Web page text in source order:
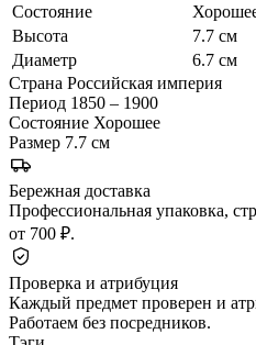
Состояние
Высота
7.7 см
Диаметр
6.7 см
Страна Российская империя
Период 1850 – 1900
Состояние Хорошее
Размер 7.7 см
Бережная доставка
Профессиональная упаковка,
от 700 ₽.
Проверка и атрибуция
Каждый предмет проверен и
Работаем без посредников.